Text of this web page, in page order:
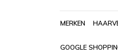
MERKEN
GOOGLE